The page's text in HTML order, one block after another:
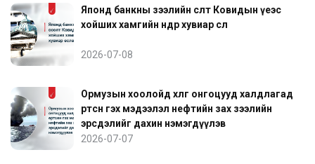
Японд банкны зээлийн өсөлт Ковидын үеэс
хойших хамгийн өндөр хувиар өслөө
2026-07-08
Ормузын хоолойд хөлөг онгоцууд халдлагад
өртсөн гэх мэдээлэл нефтийн зах зээлийн
эрсдэлийг дахин нэмэгдүүлэв
2026-07-07